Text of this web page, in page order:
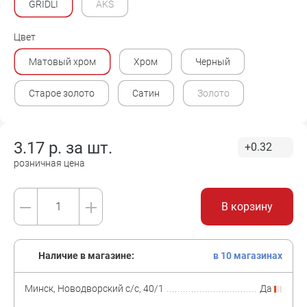
GRIDLI AKS
Цвет
Матовый хром Хром Черный
Старое золото Сатин Золото
3.17 р. за шт.
розничная цена
+0.32
В корзину
Наличие в магазине: в 10 магазинах
Минск, Новодворский с/с, 40/1
Да